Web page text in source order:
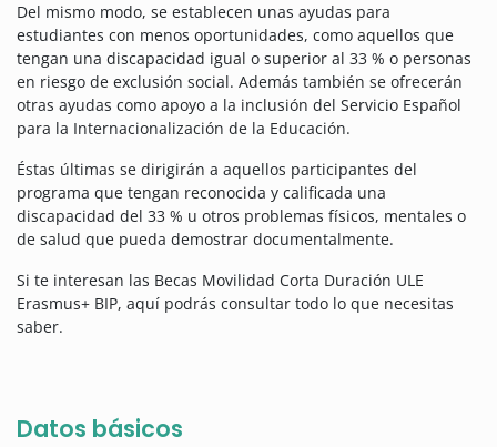
Del mismo modo, se establecen unas ayudas para
estudiantes con menos oportunidades, como aquellos que
tengan una discapacidad igual o superior al 33 % o personas
en riesgo de exclusión social. Además también se ofrecerán
otras ayudas como apoyo a la inclusión del Servicio Español
para la Internacionalización de la Educación.
Éstas últimas se dirigirán a aquellos participantes del
programa que tengan reconocida y calificada una
discapacidad del 33 % u otros problemas físicos, mentales o
de salud que pueda demostrar documentalmente.
Si te interesan las Becas Movilidad Corta Duración ULE
Erasmus+ BIP, aquí podrás consultar todo lo que necesitas
saber.
Datos básicos